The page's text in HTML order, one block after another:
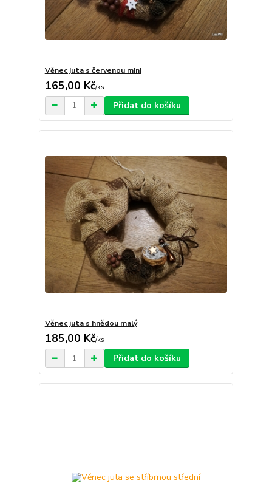
Věnec juta s červenou mini
165,00 Kč/ks
Přidat do košíku
Věnec juta s hnědou malý
185,00 Kč/ks
Přidat do košíku